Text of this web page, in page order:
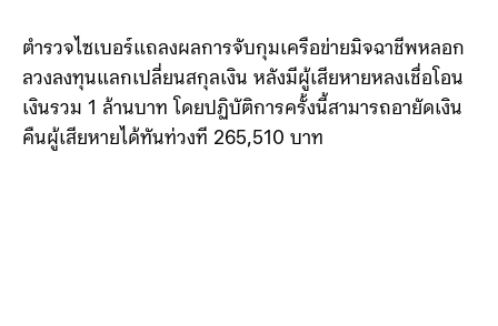
ตำรวจไซเบอร์แถลงผลการจับกุมเครือข่ายมิจฉาชีพหลอก
ลวงลงทุนแลกเปลี่ยนสกุลเงิน หลังมีผู้เสียหายหลงเชื่อโอน
เงินรวม 1 ล้านบาท โดยปฏิบัติการครั้งนี้สามารถอายัดเงิน
คืนผู้เสียหายได้ทันท่วงที 265,510 บาท